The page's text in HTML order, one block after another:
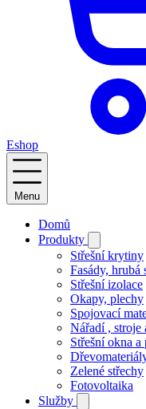
Eshop
střešními
krytinami.
Menu
Hlavní
navigace
Domů
Produkty
Střešní krytiny
Fasády, hrubá
Střešní izolace
Okapy, plechy
Spojovací
Nářadí , stroje
Střešní okna a
Zelené střechy
Fotovoltaika
Služby